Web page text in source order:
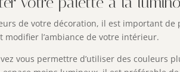
de votre décoration, il est important
l’ambiance de votre intérieur.
vous permettre d’utiliser des